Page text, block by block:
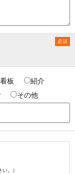
板
紹介
その他
。）